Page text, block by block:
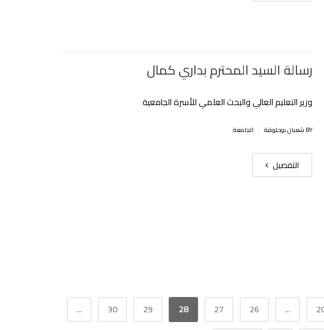
رسالة السيد المحترم بداري كمال
وزير التعليم العالي والبحث العلمي للأسرة الجامعية
BY شعبان بوحلوفة الجامعة
التفصيل
...
26
27
28
29
30
...